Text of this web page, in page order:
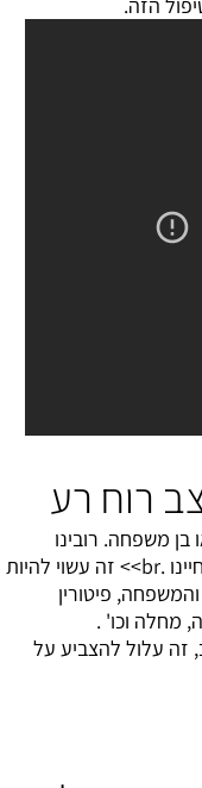
רוח רע
משפחה. רובינו
מתנסים ברגשות עצב בתקופות מסוימות בחיינו .br>> זה עשוי להיות
פיטורין
מחלה וכו' .
זה עלול להצביע על